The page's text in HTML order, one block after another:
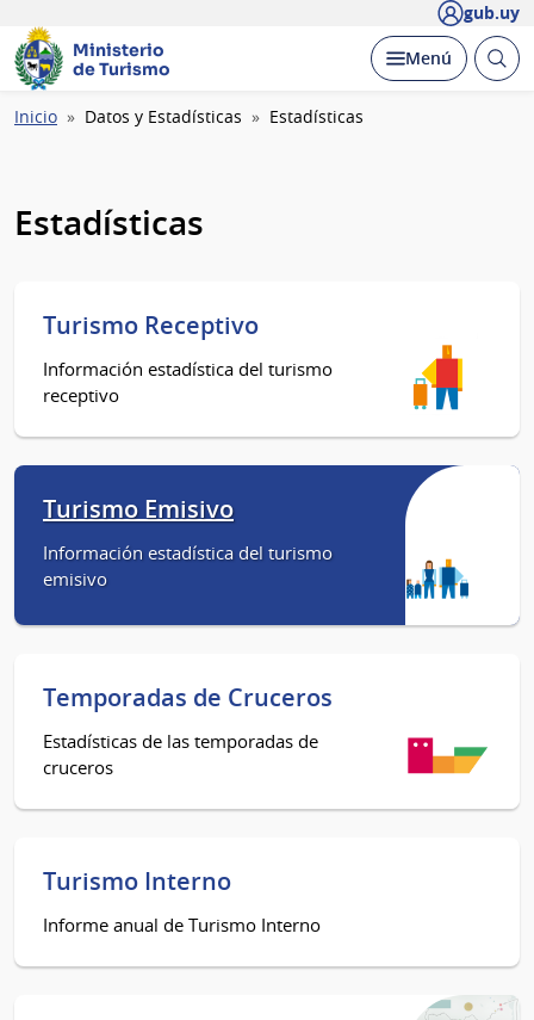
gub.uy
Ministerio
de Turismo
Desplegar
Menú Abrir
Ruta
Inicio Datos y Estadísticas Estadísticas
Estadísticas
Turismo Receptivo
Información estadística del turismo
receptivo
Turismo Emisivo
Información estadística del turismo
emisivo
Temporadas de Cruceros
Estadísticas de las temporadas de
cruceros
Turismo Interno
Informe anual de Turismo Interno